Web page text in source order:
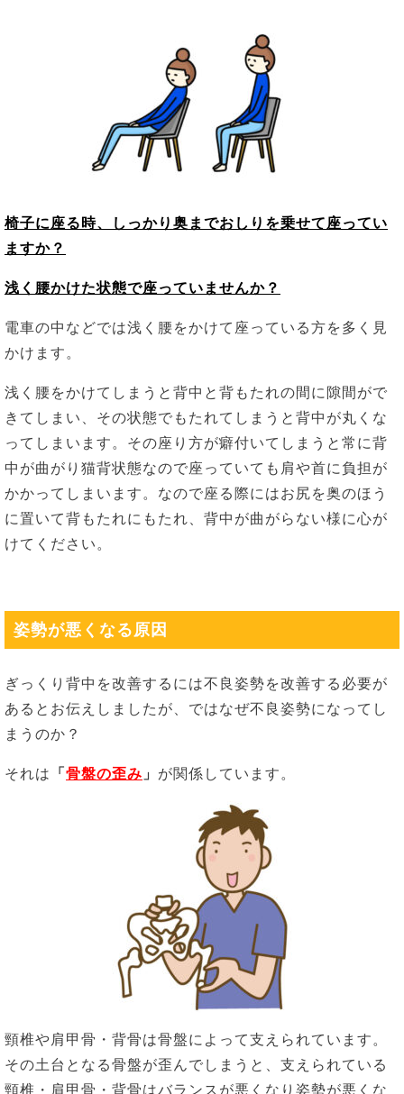
椅子に座る時、しっかり奥までおしりを乗せて座ってい
ますか？
浅く腰かけた状態で座っていませんか？
電車の中などでは浅く腰をかけて座っている方を多く見
かけます。
浅く腰をかけてしまうと背中と背もたれの間に隙間がで
きてしまい、その状態でもたれてしまうと背中が丸くな
ってしまいます。その座り方が癖付いてしまうと常に背
中が曲がり猫背状態なので座っていても肩や首に負担が
かかってしまいます。なので座る際にはお尻を奥のほう
に置いて背もたれにもたれ、背中が曲がらない様に心が
けてください。
姿勢が悪くなる原因
ぎっくり背中を改善するには不良姿勢を改善する必要が
あるとお伝えしましたが、ではなぜ不良姿勢になってし
まうのか？
それは 「 骨盤の歪み 」 が関係しています。
頸椎や肩甲骨・背骨は骨盤によって支えられています。
その土台となる骨盤が歪んでしまうと、支えられている
頸椎・肩甲骨・背骨はバランスが悪くなり姿勢が悪くな